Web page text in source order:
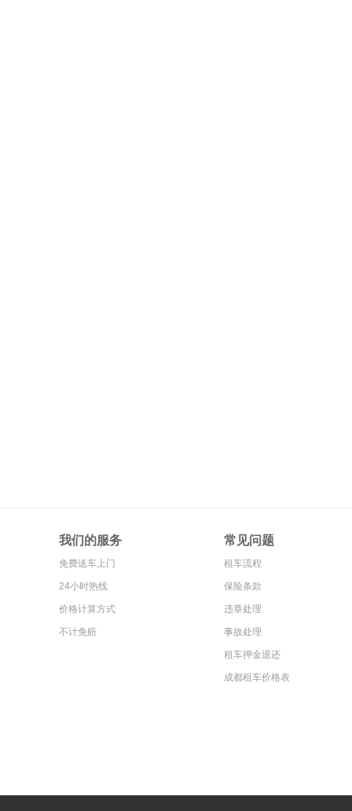
常见问题
租车流程
保险条款
违章处理
事故处理
租车押金退还
成都租车价格表
我们的服务
免费送车上门
24小时热线
价格计算方式
不计免赔